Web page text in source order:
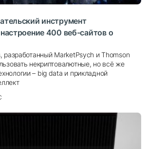
инструмент
400 веб-сайтов о
разработанный MarketPsych и Thomson
некриптовалютные, но всё же
– big data и прикладной